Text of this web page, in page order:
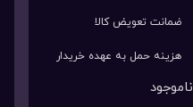
ضمانت تعویض کالا
هزینه حمل به عهده خریدار
ناموجود